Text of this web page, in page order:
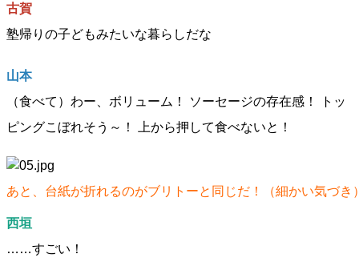
古賀
塾帰りの子どもみたいな暮らしだな
山本
（食べて）わー、ボリューム！ ソーセージの存在感！ トッ
ピングこぼれそう～！ 上から押して食べないと！
あと、台紙が折れるのがブリトーと同じだ！（細かい気づき
西垣
……すごい！